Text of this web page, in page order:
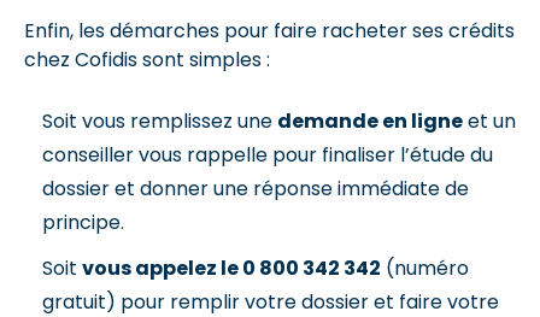
Enfin, les démarches pour faire racheter ses crédits
chez Cofidis sont simples :
Soit vous remplissez une demande en ligneet un
conseiller vous rappelle pour finaliser l’étude du
dossier et donner une réponse immédiate de
principe.
Soit vous appelez le 0 800 342 342 (numéro
gratuit) pour remplir votre dossier et faire votre